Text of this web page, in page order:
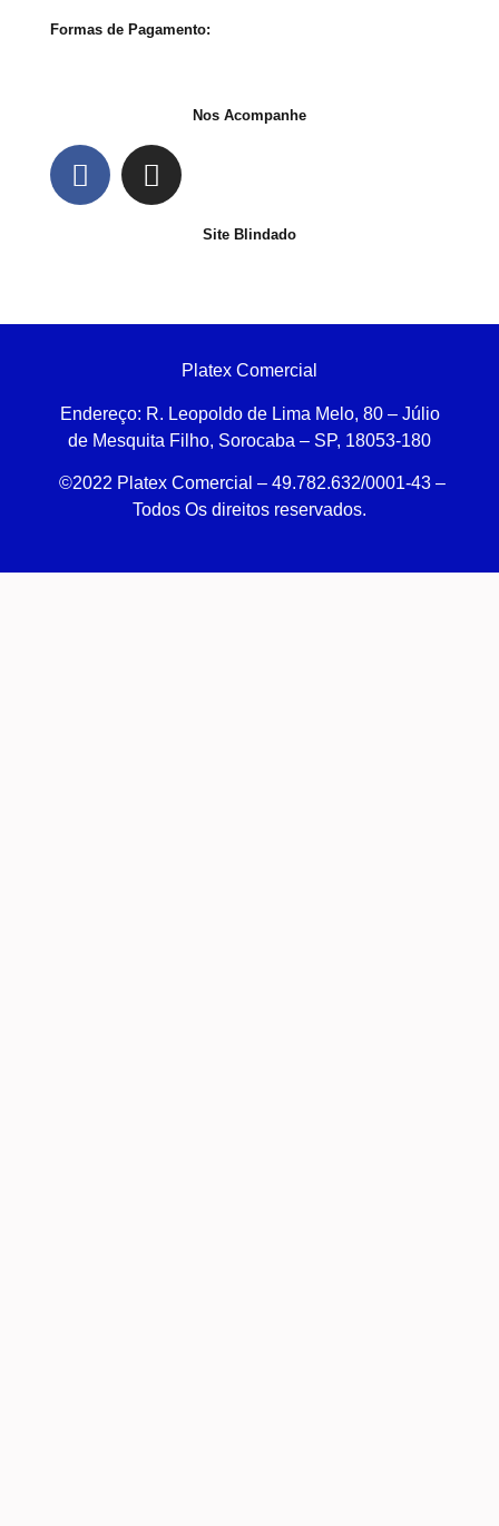
Formas de Pagamento:
Nos Acompanhe
Site Blindado
Platex Comercial
Endereço: R. Leopoldo de Lima Melo, 80 – Júlio
de Mesquita Filho, Sorocaba – SP, 18053-180
©2022 Platex Comercial – 49.782.632/0001-43 –
Todos Os direitos reservados.